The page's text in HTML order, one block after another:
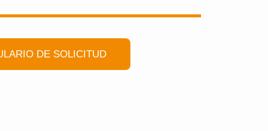
DE SOLICITUD